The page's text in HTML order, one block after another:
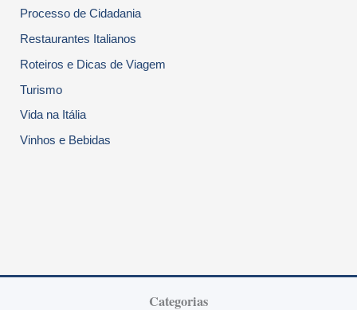
Processo de Cidadania
Restaurantes Italianos
Roteiros e Dicas de Viagem
Turismo
Vida na Itália
Vinhos e Bebidas
Categorias